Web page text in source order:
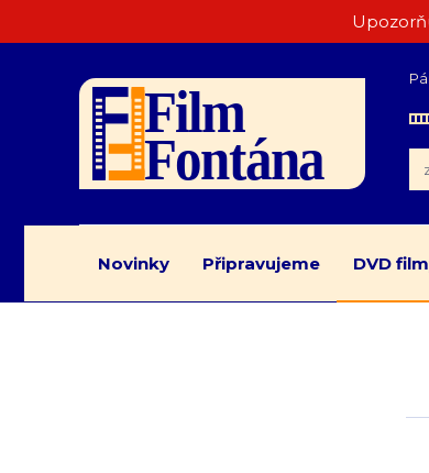
Novinky Připravujeme DVD